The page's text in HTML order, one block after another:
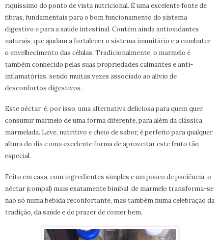
riquíssimo do ponto de vista nutricional. É uma excelente fonte de
fibras, fundamentais para o bom funcionamento do sistema
digestivo e para a saúde intestinal. Contém ainda antioxidantes
naturais, que ajudam a fortalecer o sistema imunitário e a combater
o envelhecimento das células. Tradicionalmente, o marmelo é
também conhecido pelas suas propriedades calmantes e anti-
inflamatórias, sendo muitas vezes associado ao alívio de
desconfortos digestivos.
Este néctar é, por isso, uma alternativa deliciosa para quem quer
consumir marmelo de uma forma diferente, para além da clássica
marmelada. Leve, nutritivo e cheio de sabor, é perfeito para qualquer
altura do dia e uma excelente forma de aproveitar este fruto tão
especial.
Feito em casa, com ingredientes simples e um pouco de paciência, o
néctar (compal) mais exatamente bimbal de marmelo transforma-se
não só numa bebida reconfortante, mas também numa celebração da
tradição, da saúde e do prazer de comer bem.